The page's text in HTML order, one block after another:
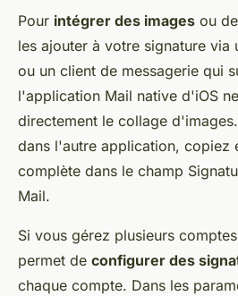
Pour intégrer des images ou
les ajouter à votre signature via
ou un client de messagerie qui
l'application Mail native d'iOS
directement le collage
dans l'autre application, copiez
complète dans le champ
Mail.
Si vous gérez plusieurs
permet de configurer des
chaque compte. Dans les